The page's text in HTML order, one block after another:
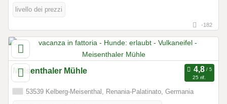
livello dei prezzi
-182
Meisenthaler Mühle
25 rif.
53539 Kelberg-Meisenthal, Renania-Palatinato, Germania